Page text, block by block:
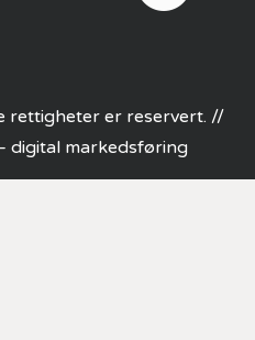
rettigheter er reservert. //
digital markedsføring